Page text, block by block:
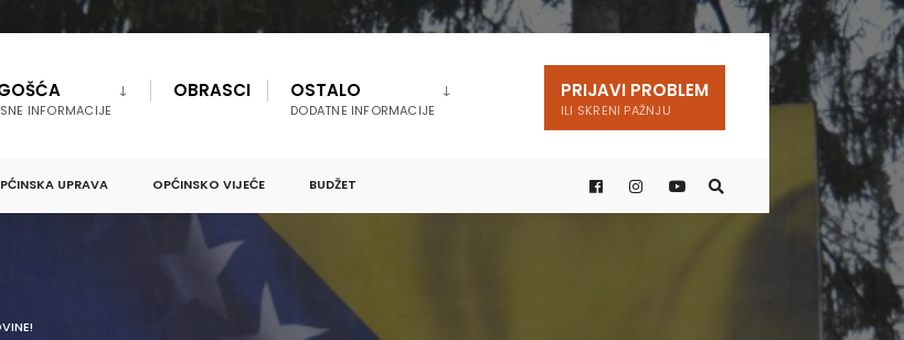
INFORMACIJE
OBRASCI OSTALO
DODATNE INFORMACIJE
PRIJAVI PROBLEM
ILI SKRENI PAŽNJU
UPRAVA OPĆINSKO VIJEĆE BUDŽET